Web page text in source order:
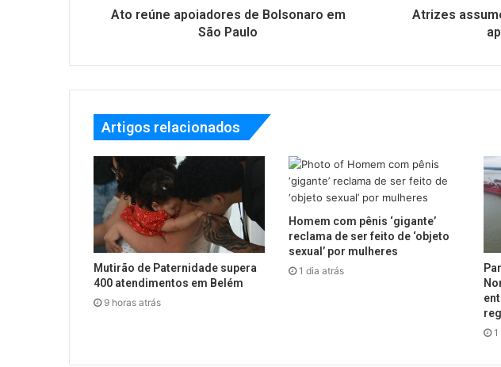
Ato reúne apoiadores de Bolsonaro em
São Paulo
Atrizes
Artigos relacionados
Mutirão de Paternidade supera
400 atendimentos em Belém
9 horas atrás
Homem com pênis ‘gigante’
reclama de ser feito de ‘objeto
sexual’ por mulheres
1 dia atrás
1